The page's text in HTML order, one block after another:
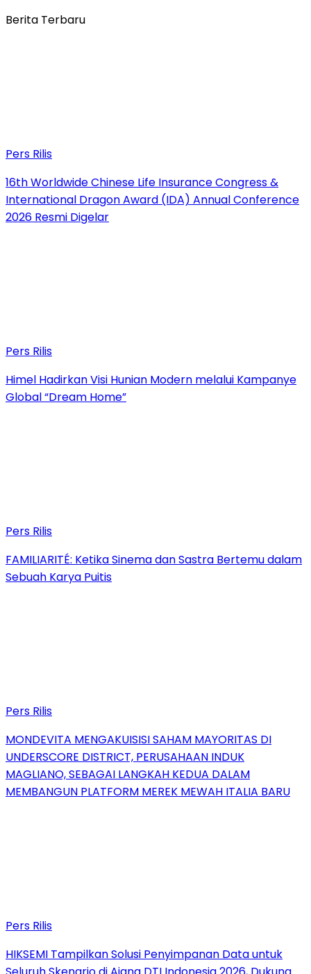
Berita Terbaru
Pers Rilis
16th Worldwide Chinese Life Insurance Congress &
International Dragon Award (IDA) Annual Conference
2026 Resmi Digelar
Pers Rilis
Himel Hadirkan Visi Hunian Modern melalui Kampanye
Global “Dream Home”
Pers Rilis
FAMILIARITÉ: Ketika Sinema dan Sastra Bertemu dalam
Sebuah Karya Puitis
Pers Rilis
MONDEVITA MENGAKUISISI SAHAM MAYORITAS DI
UNDERSCORE DISTRICT, PERUSAHAAN INDUK
MAGLIANO, SEBAGAI LANGKAH KEDUA DALAM
MEMBANGUN PLATFORM MEREK MEWAH ITALIA BARU
Pers Rilis
HIKSEMI Tampilkan Solusi Penyimpanan Data untuk